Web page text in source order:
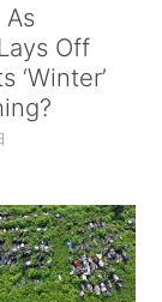
As
Off
‘Winter’